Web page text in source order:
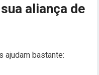
aliança de
ajudam bastante: